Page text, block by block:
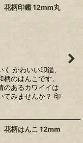
花柄印鑑 12mm丸
かわいい印鑑、
のはんこです。
のあるカワイイは
てみませんか？ 印
花柄はんこ 12mm